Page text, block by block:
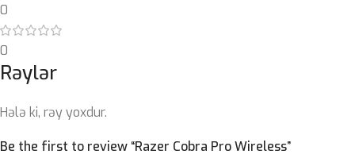
0
0
Rəylər
Hələ ki, rəy yoxdur.
Be the first to review “Razer Cobra Pro Wireless”